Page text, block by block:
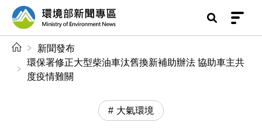
前往中央內容區塊
環境部新聞專區
新聞發布
環保署修正大型柴油車汰舊換新補助辦法 協助車主共
度疫情難關
大氣環境